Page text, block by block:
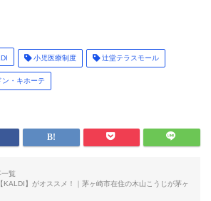
小児医療制度 辻堂テラスモール
・キホーテ
覧
KALDI】がオススメ！｜茅ヶ崎市在住の木山こうじが茅ヶ